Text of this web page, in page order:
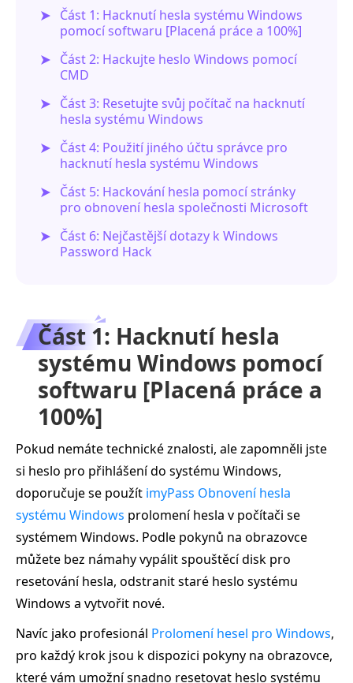
Část 1: Hacknutí hesla systému Windows
pomocí softwaru [Placená práce a 100%]
Část 2: Hackujte heslo Windows pomocí
CMD
Část 3: Resetujte svůj počítač na hacknutí
hesla systému Windows
Část 4: Použití jiného účtu správce pro
hacknutí hesla systému Windows
Část 5: Hackování hesla pomocí stránky
pro obnovení hesla společnosti Microsoft
Část 6: Nejčastější dotazy k Windows
Password Hack
Část 1: Hacknutí hesla
systému Windows pomocí
softwaru [Placená práce a
100%]
Pokud nemáte technické znalosti, ale zapomněli jste
si heslo pro přihlášení do systému Windows,
doporučuje se použít imyPass Obnovení hesla
systému Windows prolomení hesla v počítači se
systémem Windows. Podle pokynů na obrazovce
můžete bez námahy vypálit spouštěcí disk pro
resetování hesla, odstranit staré heslo systému
Windows a vytvořit nové.
Navíc jako profesionál Prolomení hesel pro Windows,
pro každý krok jsou k dispozici pokyny na obrazovce,
které vám umožní snadno resetovat heslo systému